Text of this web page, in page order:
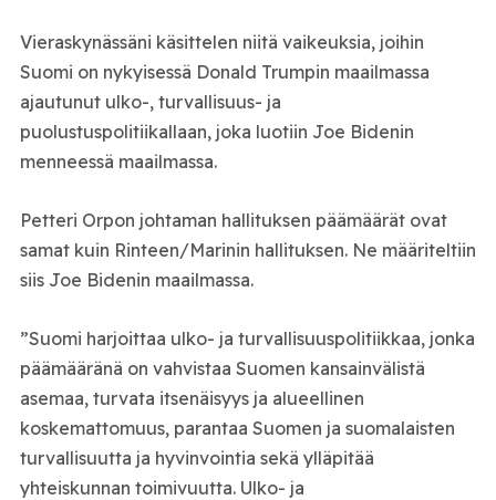
Vieraskynässäni käsittelen niitä vaikeuksia, joihin
Suomi on nykyisessä Donald Trumpin maailmassa
ajautunut ulko-, turvallisuus- ja
puolustuspolitiikallaan, joka luotiin Joe Bidenin
menneessä maailmassa.
Petteri Orpon johtaman hallituksen päämäärät ovat
samat kuin Rinteen/Marinin hallituksen. Ne määriteltiin
siis Joe Bidenin maailmassa.
”Suomi harjoittaa ulko- ja turvallisuuspolitiikkaa, jonka
päämääränä on vahvistaa Suomen kansainvälistä
asemaa, turvata itsenäisyys ja alueellinen
koskemattomuus, parantaa Suomen ja suomalaisten
turvallisuutta ja hyvinvointia sekä ylläpitää
yhteiskunnan toimivuutta. Ulko- ja